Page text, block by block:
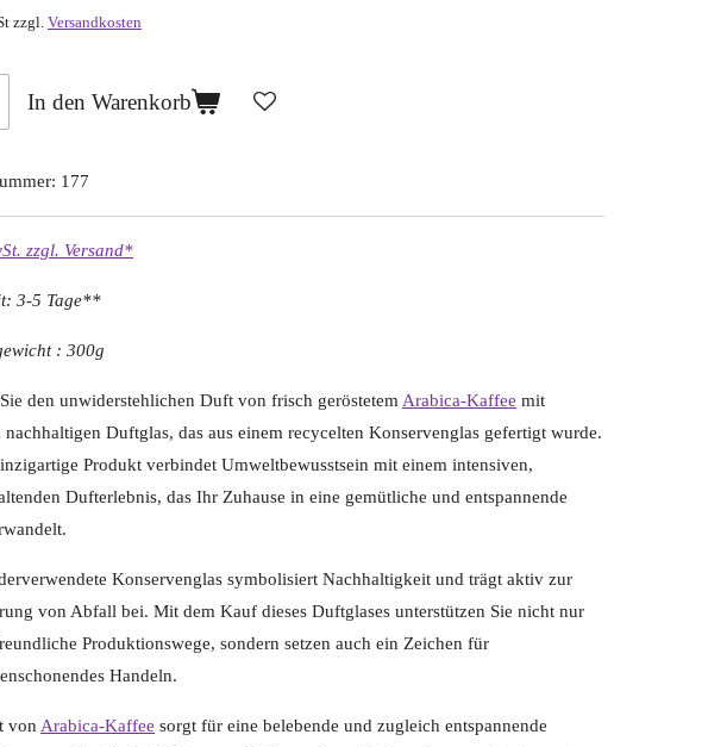
zzgl. Versandkosten
In den Warenkorb
177
zzgl. Versand*
3-5 Tage**
: 300g
den unwiderstehlichen Duft von frisch geröstetem Arabica-Kaffee mit
nachhaltigen Duftglas, das aus einem recycelten Konservenglas gefertigt wurde.
Produkt verbindet Umweltbewusstsein mit einem intensiven,
Dufterlebnis, das Ihr Zuhause in eine gemütliche und entspannende
Konservenglas symbolisiert Nachhaltigkeit und trägt aktiv zur
von Abfall bei. Mit dem Kauf dieses Duftglases unterstützen Sie nicht nur
Produktionswege, sondern setzen auch ein Zeichen für
Handeln.
von Arabica-Kaffee sorgt für eine belebende und zugleich entspannende